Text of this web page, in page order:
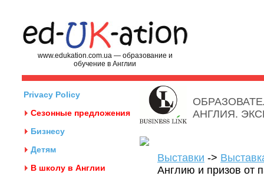
www.edukation.com.ua — образование и
обучение в Англии
Privacy Policy
Сезонные предложения
Бизнесу
Детям
В школу в Англии
АНГЛИЯ.
Выставки ->
Англию и призов от